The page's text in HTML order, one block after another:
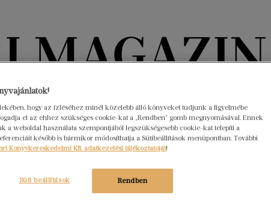
Könyvektől az olvasókig
Beleolvasó A hónap könyvei HÍREK Libri Portré
hogy az ízléséhez minél közelebb álló könyveket tudjunk a figyelmébe
el az ehhez szükséges cookie-kat a „Rendben” gomb megnyomásával. Ennek
a weboldal használata szempontjából legszükségesebb cookie-kat telepíti a
később is bármikor módosíthatja a Sütibeállítások menüpontban. További
Könyvkereskedelmi Kft. adatkezelési tájékoztatóját!
Rendben
Süti beállítások